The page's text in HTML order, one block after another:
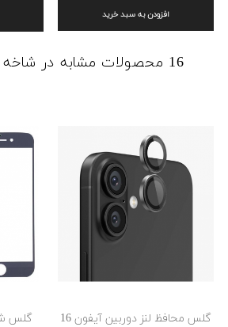
افزودن به سبد خرید
16 محصولات مشابه در شاخه های مختلف:
گلس محافظ لنز دوربین آیفون 16